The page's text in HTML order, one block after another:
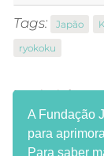
Tags: Japão
ryokoku
Receba
A Fundação
para
Para saber